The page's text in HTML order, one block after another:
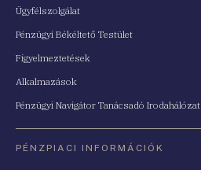
Ügyfélszolgálat
Pénzügyi Békéltető Testület
Figyelmeztetések
Alkalmazások
Pénzügyi Navigátor Tanácsadó Irodahálózat
PÉNZPIACI INFORMÁCIÓK